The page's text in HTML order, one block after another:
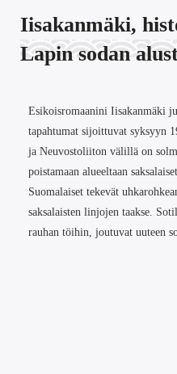
Iisakanmäki,
Lapin sodan
Esikoisromaanini Iisakanmäki
tapahtumat sijoittuvat syksyyn
ja Neuvostoliiton välillä on
poistamaan alueeltaan
Suomalaiset tekevät
saksalaisten linjojen taakse.
rauhan töihin, joutuvat uuteen